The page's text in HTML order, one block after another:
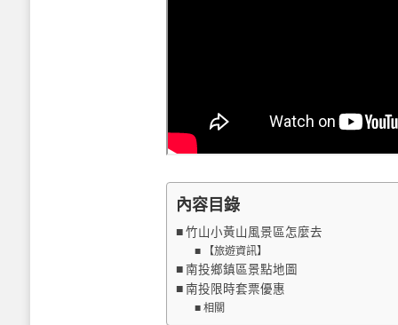
內容目錄
竹山小黃山風景區怎麼去
【旅遊資訊】
南投鄉鎮區景點地圖
南投限時套票優惠
相關